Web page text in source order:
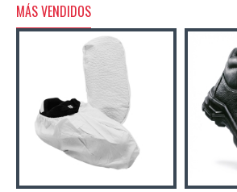
MÁS VENDIDOS